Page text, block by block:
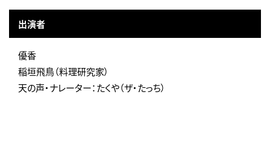
出演者
優香
稲垣飛鳥（料理研究家）
天の声・ナレーター：たくや（ザ・たっち）